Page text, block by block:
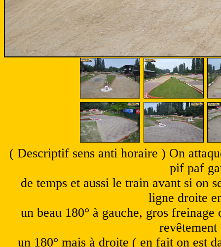
( Descriptif sens anti horaire ) On
pif paf
de temps et aussi le train avant si on
ligne droite
un beau 180° à gauche, gros
un 180° mais à droite ( en fait on est